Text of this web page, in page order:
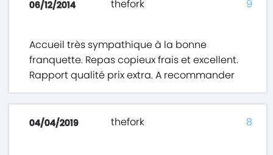
06/12/2014 thefork
Accueil très sympathique à la bonne
franquette. Repas copieux frais et excellent.
Rapport qualité prix extra. A recommander
9
04/04/2019 thefork 8